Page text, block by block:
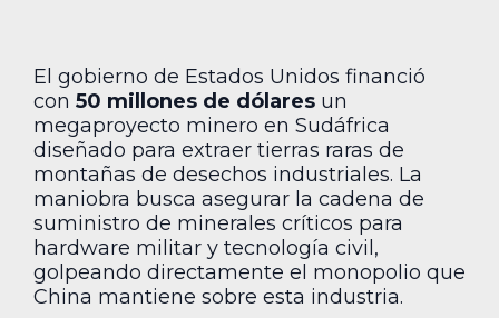
El gobierno de Estados Unidos financió
con 50 millones de dólares un
megaproyecto minero en Sudáfrica
diseñado para extraer tierras raras de
montañas de desechos industriales. La
maniobra busca asegurar la cadena de
suministro de minerales críticos para
hardware militar y tecnología civil,
golpeando directamente el monopolio que
China mantiene sobre esta industria.